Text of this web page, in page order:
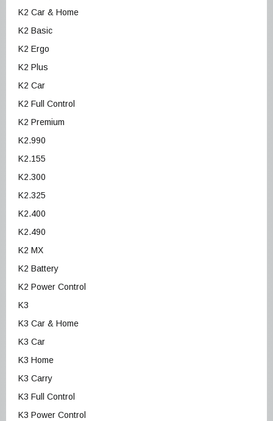
K2 Car & Home
K2 Basic
K2 Ergo
K2 Plus
K2 Car
K2 Full Control
K2 Premium
K2.990
K2.155
K2.300
K2.325
K2.400
K2.490
K2 MX
K2 Battery
K2 Power Control
K3
K3 Car & Home
K3 Car
K3 Home
K3 Carry
K3 Full Control
K3 Power Control